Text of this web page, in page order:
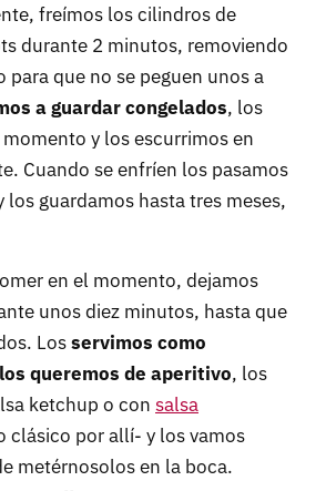
freímos los cilindros de
durante 2 minutos, removiendo
para que no se peguen unos a
a guardar congelados, los
y los escurrimos en
Cuando se enfríen los pasamos
los guardamos hasta tres meses,
en el momento, dejamos
unos diez minutos, hasta que
Losservimos como
queremos de aperitivo, los
ketchup o con salsa
clásico por allí- y los vamos
metérnosolos en la boca.